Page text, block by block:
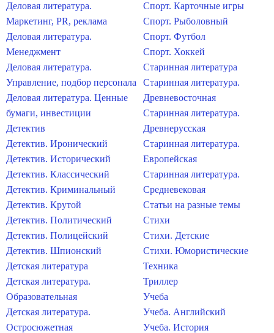
Деловая литература.
Маркетинг, PR, реклама
Деловая литература.
Менеджмент
Деловая литература.
Управление, подбор персонала
Деловая литература. Ценные
бумаги, инвестиции
Детектив
Детектив. Иронический
Детектив. Исторический
Детектив. Классический
Детектив. Криминальный
Детектив. Крутой
Детектив. Политический
Детектив. Полицейский
Детектив. Шпионский
Детская литература
Детская литература.
Образовательная
Детская литература.
Остросюжетная
Спорт. Карточные игры
Спорт. Рыболовный
Спорт. Футбол
Спорт. Хоккей
Старинная литература
Старинная литература.
Древневосточная
Старинная литература.
Древнерусская
Старинная литература.
Европейская
Старинная литература.
Средневековая
Статьи на разные темы
Стихи
Стихи. Детские
Стихи. Юмористические
Техника
Триллер
Учеба
Учеба. Английский
Учеба. История